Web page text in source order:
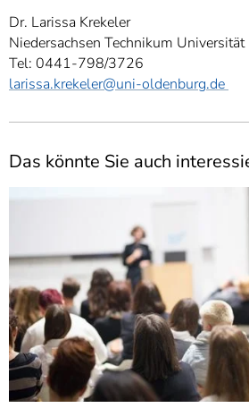
Dr. Larissa Krekeler
Niedersachsen Technikum
Tel: 0441-798/3726
larissa.krekeler@uni-oldenburg.de
Das könnte Sie auch